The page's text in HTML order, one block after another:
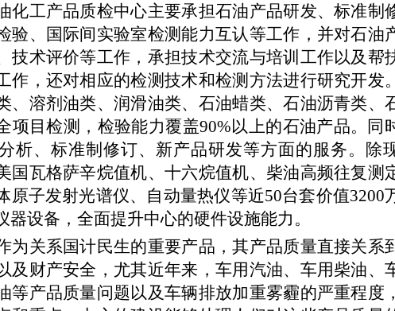
化工产品质检中心主要承担石油产品研发、标准制
验、国际间实验室检测能力互认等工作，并对石油
技术评价等工作，承担技术交流与培训工作以及帮
作，还对相应的检测技术和检测方法进行研究开发。
、溶剂油类、润滑油类、石油蜡类、石油沥青类、
项目检测，检验能力覆盖90%以上的石油产品。同
析、标准制修订、新产品研发等方面的服务。除
国瓦格萨辛烷值机、十六烷值机、柴油高频往复测
原子发射光谱仪、自动量热仪等近50台套价值3200
器设备，全面提升中心的硬件设施能力。
为关系国计民生的重要产品，其产品质量直接关系
及财产安全，尤其近年来，车用汽油、车用柴油、
等产品质量问题以及车辆排放加重雾霾的严重程度